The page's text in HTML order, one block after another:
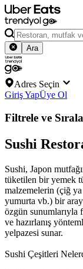
Ara
Adres Seçin
Giriş YapÜye Ol
Filtrele ve Sırala
Sushi
Sushi, Japon
tüketilen bir yemek
malzemelerin (çiğ
yumurta vb.) bir
özgün sunumlarıyla
ve hazırlanış
yelpazesi sunar.
Sushi Çeşitleri